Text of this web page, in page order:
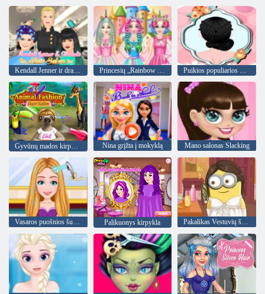
Gyvūnų mados kirpykla Nina grįžta į mokyklą Mano salonas Slacking
Vasaros puošnios šukuosenos Palikuonys kirpykla Pakalikas Vestuvių šukuosena